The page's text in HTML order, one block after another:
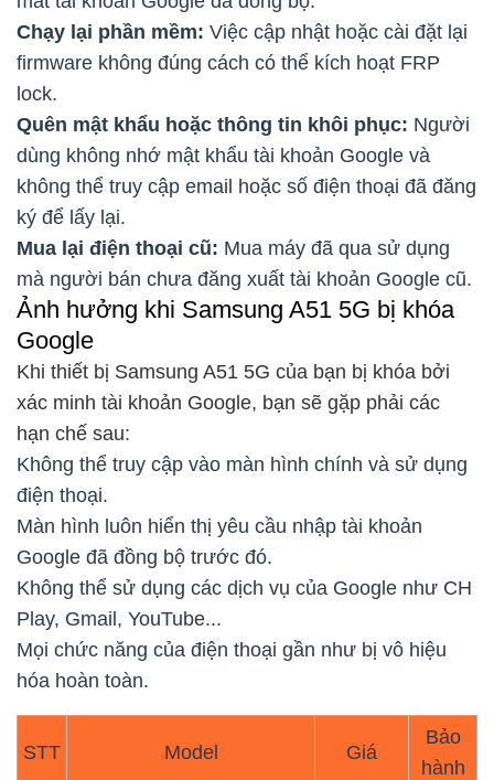
Chạy lại phần mềm: Việc cập nhật hoặc cài đặt lại
firmware không đúng cách có thể kích hoạt FRP
lock.
Quên mật khẩu hoặc thông tin khôi phục: Người
dùng không nhớ mật khẩu tài khoản Google và
không thể truy cập email hoặc số điện thoại đã đăng
ký để lấy lại.
Mua lại điện thoại cũ: Mua máy đã qua sử dụng
mà người bán chưa đăng xuất tài khoản Google cũ.
Ảnh hưởng khi Samsung A51 5G bị khóa
Google
Khi thiết bị Samsung A51 5G của bạn bị khóa bởi
xác minh tài khoản Google, bạn sẽ gặp phải các
hạn chế sau:
Không thể truy cập vào màn hình chính và sử dụng
điện thoại.
Màn hình luôn hiển thị yêu cầu nhập tài khoản
Google đã đồng bộ trước đó.
Không thể sử dụng các dịch vụ của Google như CH
Play, Gmail, YouTube...
Mọi chức năng của điện thoại gần như bị vô hiệu
hóa hoàn toàn.
STT Model Giá
Bảo
hành